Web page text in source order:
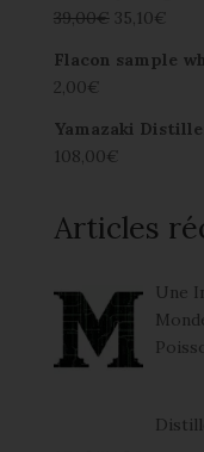
39,00€ 35,10€
Flacon sample
2,00€
Yamazaki
108,00€
Articles
Une